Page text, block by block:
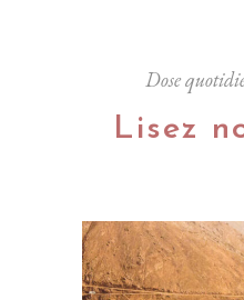
Dose
Lisez